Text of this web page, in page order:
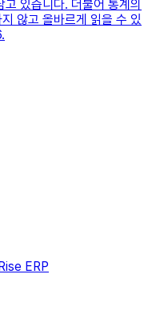
있습니다. 더불어 통계의
않고 올바르게 읽을 수 있
Rise ERP